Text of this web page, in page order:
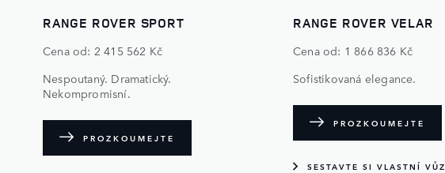
RANGE ROVER SPORT
Cena od: 2 415 562 Kč
Nespoutaný. Dramatický.
Nekompromisní.
PROZKOUMEJTE
RANGE ROVER VELAR
Cena od: 1 866 836 Kč
Sofistikovaná elegance.
PROZKOUMEJTE
SESTAVTE SI VLASTNÍ VŮZ